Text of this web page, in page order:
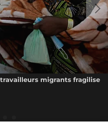
migrants fragilise